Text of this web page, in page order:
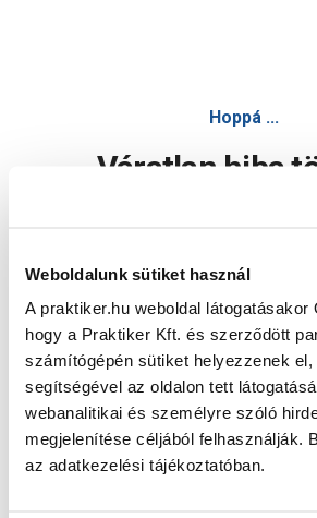
Weboldalunk sütiket használ
A praktiker.hu weboldal látogatásakor
hogy a Praktiker Kft. és szerződött
számítógépén sütiket helyezzenek el,
segítségével az oldalon tett
webanalitikai és személyre szóló
megjelenítése céljából felhasználják.
az adatkezelési tájékoztatóban.
Hoppá ...
Váratlan hiba
Oldal újratöltése